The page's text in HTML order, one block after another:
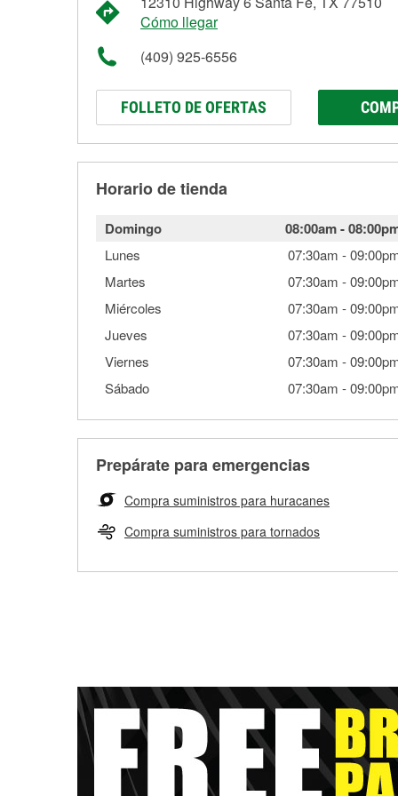
Cómo llegar
(409) 925-6556
FOLLETO DE OFERTAS
Horario de tienda
Domingo 08:00am-
Lunes 07:30am -
Martes
07:30am -
Miércoles
07:30am -
Jueves
07:30am -
Viernes
07:30am -
Sábado
07:30am -
Prepárate para emergencias
Compra suministros para huracanes
Compra suministros para tornados